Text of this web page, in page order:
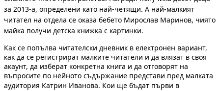
за 2013-а, определени като най-четящи. А най-малкият
читател на отдела се оказа бебето Мирослав Маринов, чиято
майка получи детска книжка с картинки.
Как се попълва читателски дневник в електронен вариант,
как да се регистрират малките читатели и да влязат в своя
акаунт, да изберат конкретна книга и да отговорят на
въпросите по нейното съдържание представи пред малката
аудитория Катрин Иванова. Кои ще бъдат първи в